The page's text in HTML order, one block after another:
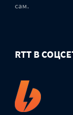
сам.
RTT В